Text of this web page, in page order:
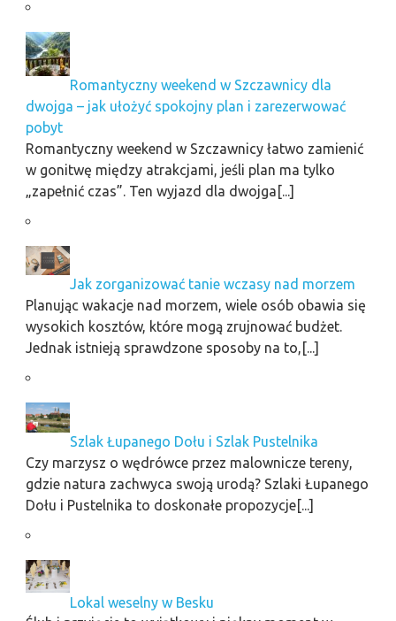
Romantyczny weekend w Szczawnicy dla
dwojga – jak ułożyć spokojny plan i zarezerwować
pobyt
Romantyczny weekend w Szczawnicy łatwo zamienić
w gonitwę między atrakcjami, jeśli plan ma tylko
„zapełnić czas”. Ten wyjazd dla dwojga[...]
Jak zorganizować tanie wczasy nad morzem
Planując wakacje nad morzem, wiele osób obawia się
wysokich kosztów, które mogą zrujnować budżet.
Jednak istnieją sprawdzone sposoby na to,[...]
Szlak Łupanego Dołu i Szlak Pustelnika
Czy marzysz o wędrówce przez malownicze tereny,
gdzie natura zachwyca swoją urodą? Szlaki Łupanego
Dołu i Pustelnika to doskonałe propozycje[...]
Lokal weselny w Besku